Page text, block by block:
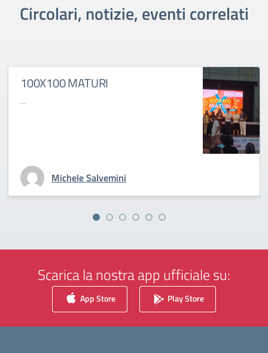
Circolari, notizie, eventi correlati
100X100 MATURI
...
Michele Salvemini
Scarica la nostra app ufficiale su:
App Store Play Store